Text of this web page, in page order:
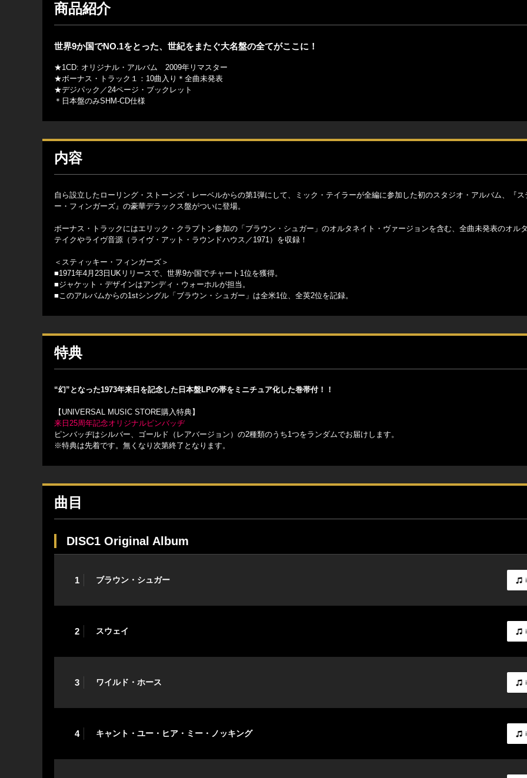
商品紹介
世界9か国でNO.1をとった、世紀をまたぐ大名盤の全てがここに！
★1CD: オリジナル・アルバム 2009年リマスター
★ボーナス・トラック１：10曲入り＊全曲未発表
★デジパック／24ページ・ブックレット
＊日本盤のみSHM-CD仕様
内容
自ら設立したローリング・ストーンズ・レーベルからの第1弾にして、ミック・テイラーが全編に参加した初のスタジオ・アルバム、『ス
ー・フィンガーズ』の豪華デラックス盤がついに登場。
ボーナス・トラックにはエリック・クラプトン参加の「ブラウン・シュガー」のオルタネイト・ヴァージョンを含む、全曲未発表のオル
テイクやライヴ音源（ライヴ・アット・ラウンドハウス／1971）を収録！
＜スティッキー・フィンガーズ＞
■1971年4月23日UKリリースで、世界9か国でチャート1位を獲得。
■ジャケット・デザインはアンディ・ウォーホルが担当。
■このアルバムからの1stシングル「ブラウン・シュガー」は全米1位、全英2位を記録。
特典
“幻”となった1973年来日を記念した日本盤LPの帯をミニチュア化した巻帯付！！
【UNIVERSAL MUSIC STORE購入特典】
来日25周年記念オリジナルピンバッヂ
ピンバッヂはシルバー、ゴールド（レアバージョン）の2種類のうち1つをランダムでお届けします。
※特典は先着です。無くなり次第終了となります。
曲目
DISC1 Original Album
1 ブラウン・シュガー
2 スウェイ
3 ワイルド・ホース
4 キャント・ユー・ヒア・ミー・ノッキング